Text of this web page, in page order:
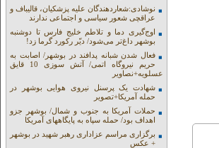
نوشادی:شعاردهندگان علیه پزشکیان، قالیباف و
عراقچی شعور سیاسی و اجتماعی ندارند
اوج‌گیری دما و تلاطم خلیج فارس تا دوشنبه
بوشهر داغ‌تر می‌شود/ دیّر رکورد گرما زد!
فعال شدن شبانه پدافند در بوشهر/ اصابت به
حریم نیروگاه اتمی/ آتش سوزی 10 قایق
عسلویه+نصاویر
شهادت یک پرسنل نیروی هوایی بوشهر در
حمله آمریکا+تصویر
حملات آمریکا به جنوب و شمال/ بوشهر جزو
اهداف بود/ حمله سپاه به پایگاههای آمریکا
برگزاری مراسم عزاداری رهبر شهید در بوشهر
+ عکس